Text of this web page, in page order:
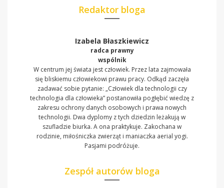
Redaktor bloga
Izabela Błaszkiewicz
radca prawny
wspólnik
W centrum jej świata jest człowiek. Przez lata zajmowała
się bliskiemu człowiekowi prawu pracy. Odkąd zaczęła
zadawać sobie pytanie: „Człowiek dla technologii czy
technologia dla człowieka” postanowiła pogłębić wiedzę z
zakresu ochrony danych osobowych i prawa nowych
technologii. Dwa dyplomy z tych dziedzin leżakują w
szufladzie biurka. A ona praktykuje. Zakochana w
rodzinie, miłośniczka zwierząt i maniaczka aerial yogi.
Pasjami podróżuje.
Zespół autorów bloga